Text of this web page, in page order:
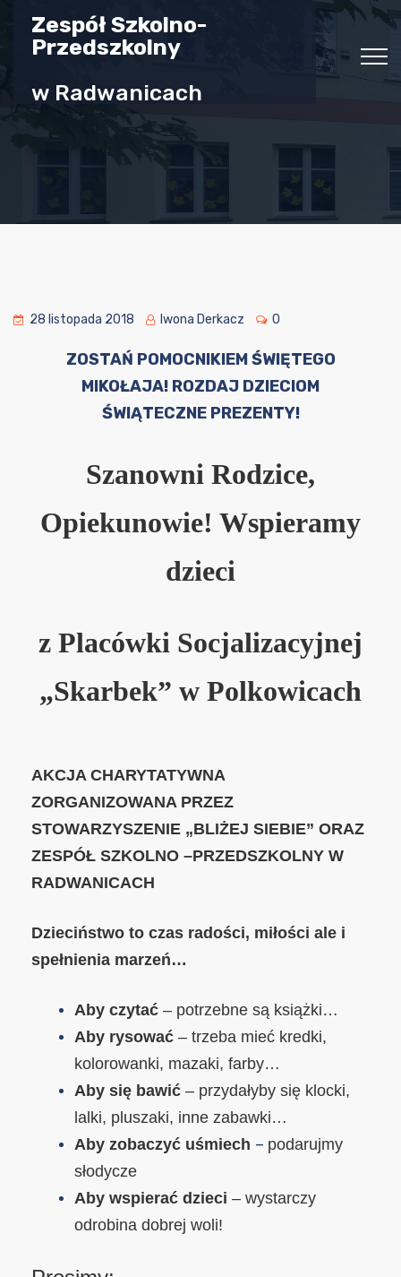
Zespół Szkolno-
Przedszkolny
w Radwanicach
28 listopada 2018 Iwona Derkacz 0
ZOSTAŃ POMOCNIKIEM ŚWIĘTEGO
MIKOŁAJA! ROZDAJ DZIECIOM
ŚWIĄTECZNE PREZENTY!
Szanowni Rodzice,
Opiekunowie! Wspieramy
dzieci
z Placówki Socjalizacyjnej
„Skarbek” w Polkowicach
AKCJA CHARYTATYWNA
ZORGANIZOWANA PRZEZ
STOWARZYSZENIE „BLIŻEJ SIEBIE” ORAZ
ZESPÓŁ SZKOLNO –PRZEDSZKOLNY W
RADWANICACH
Dzieciństwo to czas radości, miłości ale i
spełnienia marzeń…
Aby czytać – potrzebne są książki…
Aby rysować – trzeba mieć kredki,
kolorowanki, mazaki, farby…
Aby się bawić – przydałyby się klocki,
lalki, pluszaki, inne zabawki…
Aby zobaczyć uśmiech – podarujmy
słodycze
Aby wspierać dzieci – wystarczy
odrobina dobrej woli!